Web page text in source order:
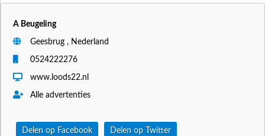
A Beugeling
Geesbrug , Nederland
0524222276
www.loods22.nl
Alle advertenties
Delen op Facebook Delen op Twitter